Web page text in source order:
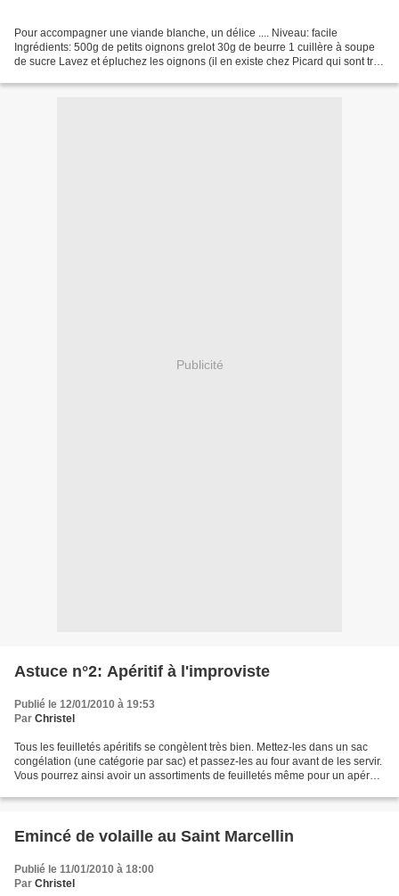
Pour accompagner une viande blanche, un délice .... Niveau: facile
Ingrédients: 500g de petits oignons grelot 30g de beurre 1 cuillère à soupe
de sucre Lavez et épluchez les oignons (il en existe chez Picard qui sont très
Publicité
Astuce n°2: Apéritif à l'improviste
Publié le 12/01/2010 à 19:53
Par Christel
Tous les feuilletés apéritifs se congèlent très bien. Mettez-les dans un sac
congélation (une catégorie par sac) et passez-les au four avant de les servir.
Vous pourrez ainsi avoir un assortiments de feuilletés même pour un apéro à
Emincé de volaille au Saint Marcellin
Publié le 11/01/2010 à 18:00
Par Christel